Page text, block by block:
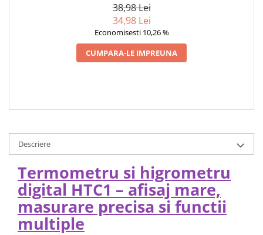
38,98 Lei
34,98 Lei
Economisesti 10,26 %
CUMPARA-LE IMPREUNA
Descriere
Termometru si higrometru
digital HTC1 – afisaj mare,
masurare precisa si functii
multiple